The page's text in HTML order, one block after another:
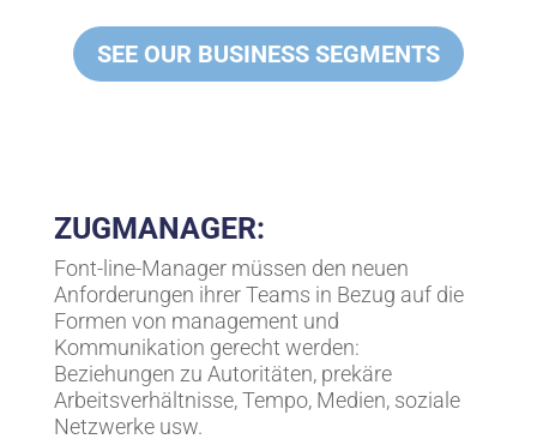
SEE OUR BUSINESS SEGMENTS
ZUGMANAGER:
Font-line-Manager müssen den neuen
Anforderungen ihrer Teams in Bezug auf die
Formen von management und
Kommunikation gerecht werden:
Beziehungen zu Autoritäten, prekäre
Arbeitsverhältnisse, Tempo, Medien, soziale
Netzwerke usw.